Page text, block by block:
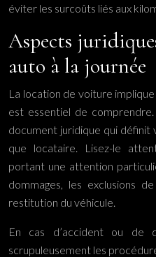
éviter les surcoûts liés aux
Aspects
auto à la journée
La location de voiture
est essentiel de
document juridique qui
que locataire. Lisez-le
portant une attention
dommages, les exclusions
restitution du véhicule.
En cas d’accident ou de
scrupuleusement les